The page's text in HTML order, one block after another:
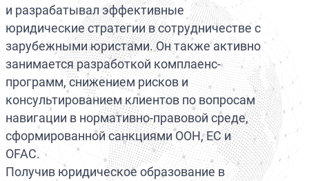
и разрабатывал эффективные
юридические стратегии в сотрудничестве с
зарубежными юристами. Он также активно
занимается разработкой комплаенс-
программ, снижением рисков и
консультированием клиентов по вопросам
навигации в нормативно-правовой среде,
сформированной санкциями ООН, ЕС и
OFAC.
Получив юридическое образование в